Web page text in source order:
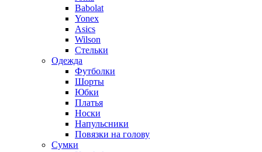
Babolat
Yonex
Asics
Wilson
Стельки
Одежда
Футболки
Шорты
Юбки
Платья
Носки
Напульсники
Повязки на голову
Сумки